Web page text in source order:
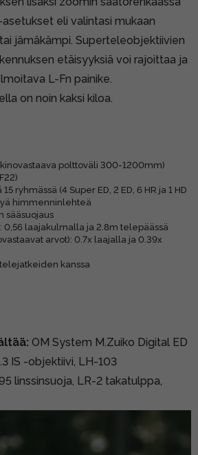
eli valintasi mukaan
jämäkämpi. Superteleobjektiivien
etäisyyksiä voi rajoittaa ja
L-Fn painike.
on noin kaksi kiloa.
polttoväli 300-1200mm)
ryhmässä (4 Super ED, 2 ED, 6 HR ja 1 HD
himmenninlehteä
sääsuojaus
0,56 laajakulmalla ja 2.8m telepäässä
arvot): 0.7x laajalla ja 0.39x
kanssa
OM System M.Zuiko Digital ED
IS -objektiivi, LH-103
linssinsuoja, LR-2 takatulppa,